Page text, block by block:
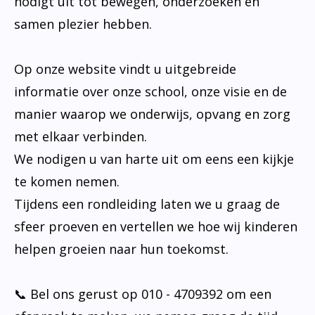
samen plezier hebben.
Op onze website vindt u uitgebreide
informatie over onze school, onze visie en de
manier waarop we onderwijs, opvang en zorg
met elkaar verbinden.
We nodigen u van harte uit om eens een kijkje
te komen nemen.
Tijdens een rondleiding laten we u graag de
sfeer proeven en vertellen we hoe wij kinderen
helpen groeien naar hun toekomst.
📞 Bel ons gerust op 010 - 4709392 om een